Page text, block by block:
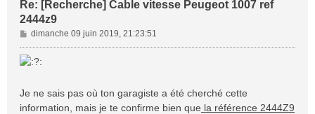
Re: [Recherche] Cable vitesse Peugeot 1007 ref
2444z9
M
e
s
g
e
dimanche 09 juin 2019, 21:23:51
Je ne sais pas où ton garagiste a été cherché cette
information, mais je te confirme bien que la référence 2444Z9